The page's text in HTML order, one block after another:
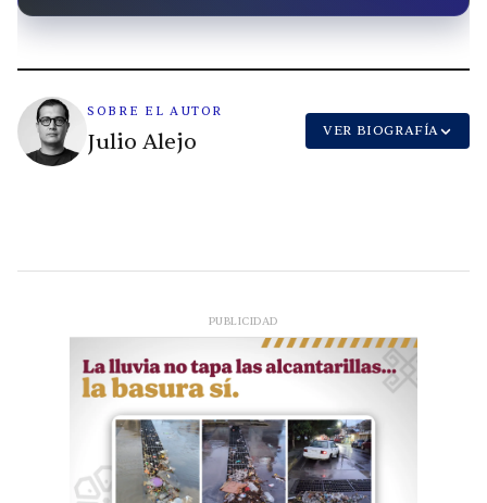
SOBRE EL AUTOR
Julio Alejo VER BIOGRAFÍA
PUBLICIDAD